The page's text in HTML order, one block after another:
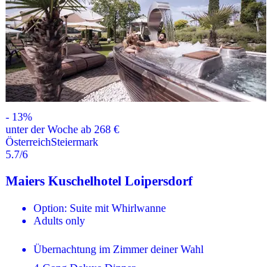
- 13%
unter der Woche ab 268 €
ÖsterreichSteiermark
5.7/6
Maiers Kuschelhotel Loipersdorf
Option: Suite mit Whirlwanne
Adults only
Übernachtung im Zimmer deiner Wahl